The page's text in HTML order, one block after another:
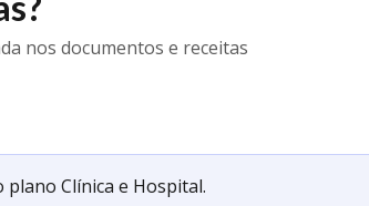
nos documentos e receitas
Clínica e Hospital.